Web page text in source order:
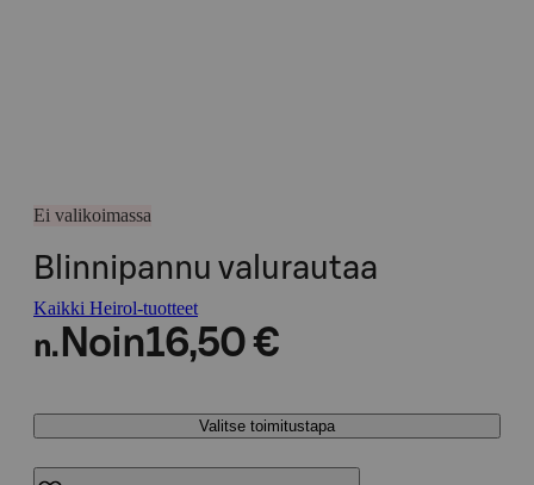
Ei valikoimassa
Blinnipannu valurautaa
Kaikki Heirol-tuotteet
n. Noin16,50 €
Valitse toimitustapa